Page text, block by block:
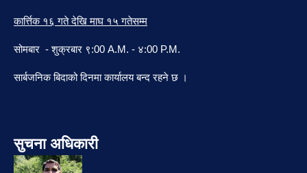
कार्त्तिक १६ गते देखि माघ १५ गतेसम्म
सोमबार - शुक्रबार ९:00 A.M. - ४:00 P.M.
सार्बजनिक बिदाको दिनमा कार्यालय बन्द रहने छ ।
सुचना अधिकारी